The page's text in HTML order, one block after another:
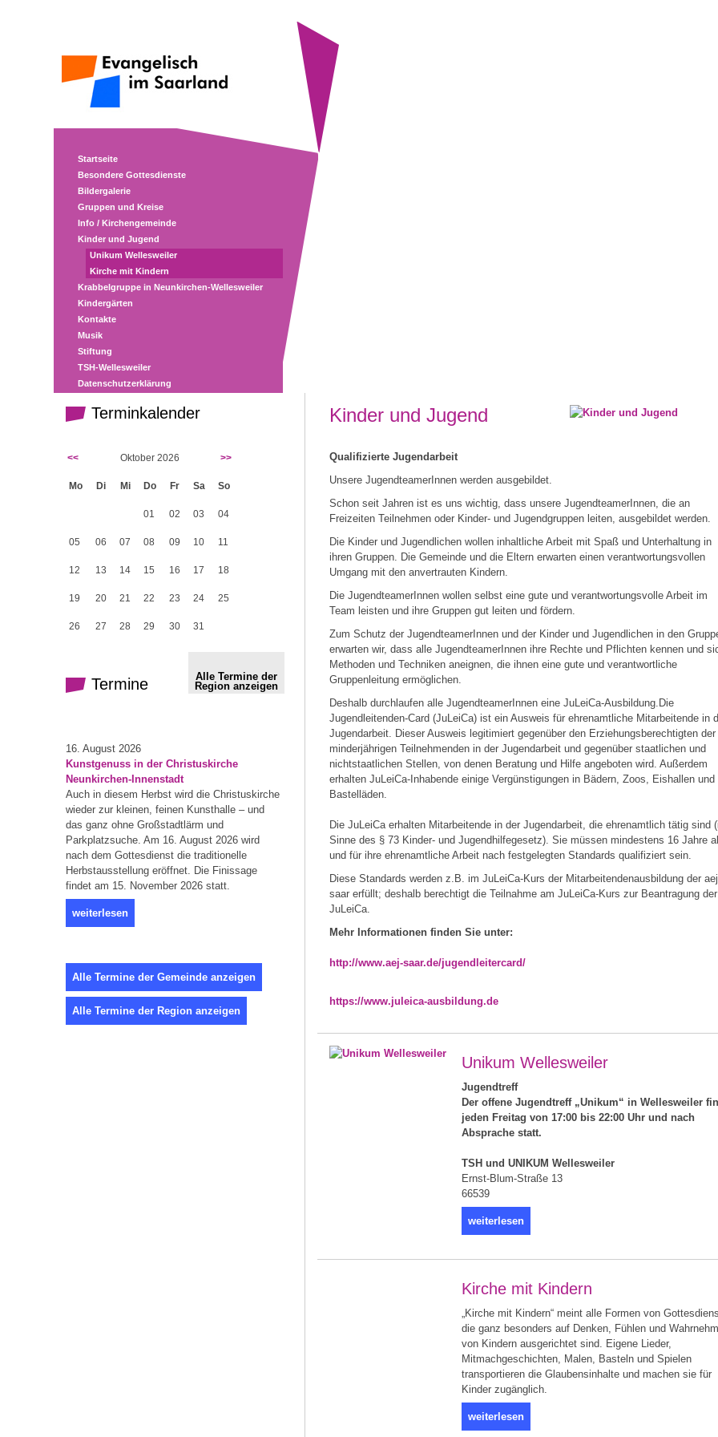
Startseite
Besondere Gottesdienste
Bildergalerie
Gruppen und Kreise
Info / Kirchengemeinde
Kinder und Jugend
Unikum Wellesweiler
Kirche mit Kindern
Krabbelgruppe in Neunkirchen-Wellesweiler
Kindergärten
Kontakte
Musik
Stiftung
TSH-Wellesweiler
Datenschutzerklärung
Terminkalender
<< Oktober 2026 >>
Mo Di Mi Do Fr Sa So
01 02 03 04
05 06 07 08 09 10 11
12 13 14 15 16 17 18
19 20 21 22 23 24 25
26 27 28 29 30 31
Termine
Alle Termine der
Region anzeigen
16. August 2026
Kunstgenuss in der Christuskirche
Neunkirchen-Innenstadt
Auch in diesem Herbst wird die Christuskirche
wieder zur kleinen, feinen Kunsthalle – und
das ganz ohne Großstadtlärm und
Parkplatzsuche. Am 16. August 2026 wird
nach dem Gottesdienst die traditionelle
Herbstausstellung eröffnet. Die Finissage
findet am 15. November 2026 statt.
weiterlesen
Alle Termine der Gemeinde anzeigen
Alle Termine der Region anzeigen
Kinder und Jugend
Qualifizierte Jugendarbeit
Unsere JugendteamerInnen werden ausgebildet.
Schon seit Jahren ist es uns wichtig, dass unsere JugendteamerInnen, die an
Freizeiten Teilnehmen oder Kinder- und Jugendgruppen leiten, ausgebildet werden.
Die Kinder und Jugendlichen wollen inhaltliche Arbeit mit Spaß und Unterhaltung in
ihren Gruppen. Die Gemeinde und die Eltern erwarten einen verantwortungsvollen
Umgang mit den anvertrauten Kindern.
Die JugendteamerInnen wollen selbst eine gute und verantwortungsvolle Arbeit im
Team leisten und ihre Gruppen gut leiten und fördern.
Zum Schutz der JugendteamerInnen und der Kinder und Jugendlichen in den
erwarten wir, dass alle JugendteamerInnen ihre Rechte und Pflichten kennen und
Methoden und Techniken aneignen, die ihnen eine gute und verantwortliche
Gruppenleitung ermöglichen.
Deshalb durchlaufen alle JugendteamerInnen eine JuLeiCa-Ausbildung.Die
Jugendleitenden-Card (JuLeiCa) ist ein Ausweis für ehrenamtliche Mitarbeitende in
Jugendarbeit. Dieser Ausweis legitimiert gegenüber den Erziehungsberechtigten der
minderjährigen Teilnehmenden in der Jugendarbeit und gegenüber staatlichen und
nichtstaatlichen Stellen, von denen Beratung und Hilfe angeboten wird. Außerdem
erhalten JuLeiCa-Inhabende einige Vergünstigungen in Bädern, Zoos, Eishallen und
Bastelläden.
Die JuLeiCa erhalten Mitarbeitende in der Jugendarbeit, die ehrenamtlich tätig sind
Sinne des § 73 Kinder- und Jugendhilfegesetz). Sie müssen mindestens 16 Jahre
und für ihre ehrenamtliche Arbeit nach festgelegten Standards qualifiziert sein.
Diese Standards werden z.B. im JuLeiCa-Kurs der Mitarbeitendenausbildung der aej
saar erfüllt; deshalb berechtigt die Teilnahme am JuLeiCa-Kurs zur Beantragung der
JuLeiCa.
Mehr Informationen finden Sie unter:
http://www.aej-saar.de/jugendleitercard/
https://www.juleica-ausbildung.de
Unikum Wellesweiler
Jugendtreff
Der offene Jugendtreff „Unikum“ in Wellesweiler
jeden Freitag von 17:00 bis 22:00 Uhr und nach
Absprache statt.
TSH und UNIKUM Wellesweiler
Ernst-Blum-Straße 13
66539
weiterlesen
Kirche mit Kindern
„Kirche mit Kindern“ meint alle Formen von
die ganz besonders auf Denken, Fühlen und
von Kindern ausgerichtet sind. Eigene Lieder,
Mitmachgeschichten, Malen, Basteln und Spielen
transportieren die Glaubensinhalte und machen sie für
Kinder zugänglich.
weiterlesen